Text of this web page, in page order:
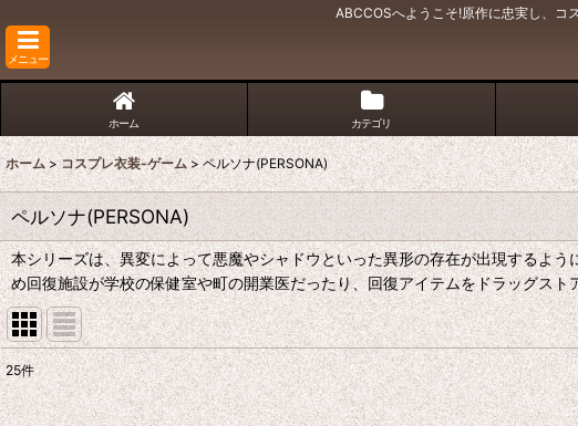
ABCCOSへようこそ!原作に忠実し、コ
メニュー
ホーム カテゴリ
ホーム > コスプレ衣装-ゲーム > ペルソナ(PERSONA)
ペルソナ(PERSONA)
本シリーズは、異変によって悪魔やシャドウといった異形の存在が出現するよ
め回復施設が学校の保健室や町の開業医だったり、回復アイテムをドラッグス
表示数:
25件